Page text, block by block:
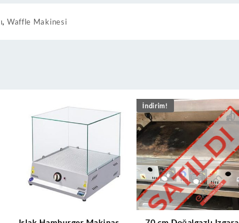
, Waffle Makinesi
İndirim!